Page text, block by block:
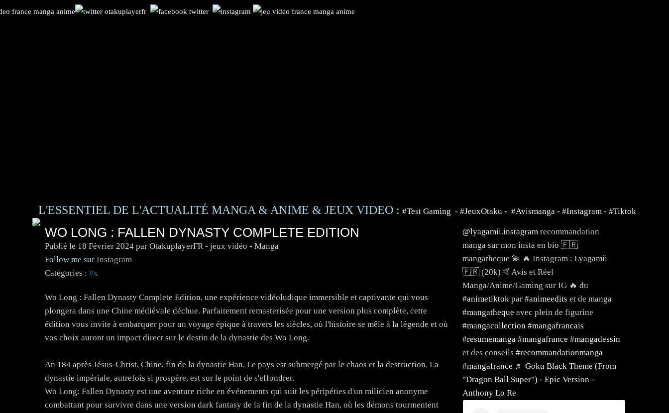
L'ESSENTIEL DE L'ACTUALITÉ MANGA & ANIME & JEUX VIDEO : #Test Gaming - #JeuxOtaku - #Avismanga - #Instagram - #Tiktok
WO LONG : FALLEN DYNASTY COMPLETE EDITION
Publié le 18 Février 2024par OtakuplayerFR - jeux vidéo - Manga
Follow me sur Instagram
Catégories : #x
Wo Long : Fallen Dynasty Complete Edition, une expérience vidéoludique immersible et captivante qui vous
plongera dans une Chine médiévale déchue. Parfaitement remasterisée pour une version plus complète, cette
édition vous invite à embarquer pour un voyage épique à travers les siècles, où l'histoire se mêle à la légende et où
vos choix auront un impact direct sur le destin de la dynastie des Wo Long.
An 184 après Jésus-Christ, Chine, fin de la dynastie Han. Le pays est submergé par le chaos et la destruction. La
dynastie impériale, autrefois si prospère, est sur le point de s'effondrer.
Wo Long: Fallen Dynasty est une aventure riche en événements qui suit les péripéties d'un milicien anonyme
combattant pour survivre dans une version dark fantasy de la fin de la dynastie Han, où les démons tourmentent
@lyagamii.instagram recommandation
manga sur mon insta en bio 🇫🇷
mangatheque 💫 🔥 Instagram : Lyagamii
🇫🇷 (20k) 🤙Avis et Réel
Manga/Anime/Gaming sur IG 🔥 du
#animetiktok par #animeedits et de manga
#mangatheque avec plein de figurine
#mangacollection #mangafrancais
#resumemanga #mangafrance #mangadessin
et des conseils #recommandationmanga
#mangafrance ♬ Goku Black Theme (From
"Dragon Ball Super") - Epic Version -
Anthony Lo Re